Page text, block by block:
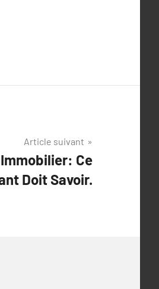
Article suivant
Ce
Doit Savoir.